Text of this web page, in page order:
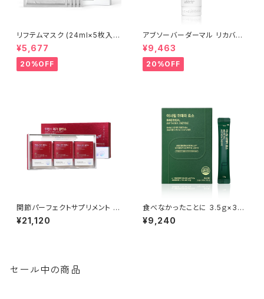
リフテムマスク (24ml×5枚入
り) | LIFTEM MASK│乾燥・シ
ワ・目の下クマケア【Rene-Cel
l】ルネセル
¥5,677
20%OFF
アブソーバーダーマル リカバリ
ーセラム 30ml | Absorber D
ermal Recovery Serum│乾
燥のケア【Rene-Cell】ルネセ
ル
¥9,463
20%OFF
関節パーフェクトサプリメント 11
ｇ×30包(33ｇ)【Rene-Cell】
ルネセル ※ご注文後、お取り寄
¥21,120
食べなかったことに 3.5ｇ×30
包(酵素)【Rene-Cell】ルネセル
※ご注文後、お取り寄せとなる
¥9,240
セール中の商品